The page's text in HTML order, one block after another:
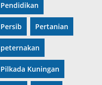
Pendidikan
Persib Pertanian
peternakan
Pilkada Kuningan